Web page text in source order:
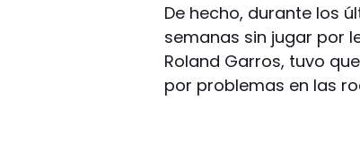
De hecho, durante los
semanas sin jugar por
Roland Garros, tuvo
por problemas en las